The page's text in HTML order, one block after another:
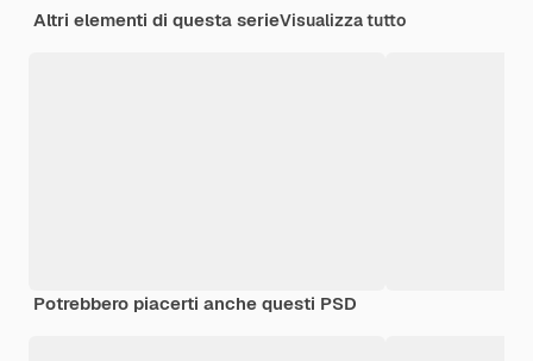
Altri elementi di questa serieVisualizza tutto
Potrebbero piacerti anche questi PSD